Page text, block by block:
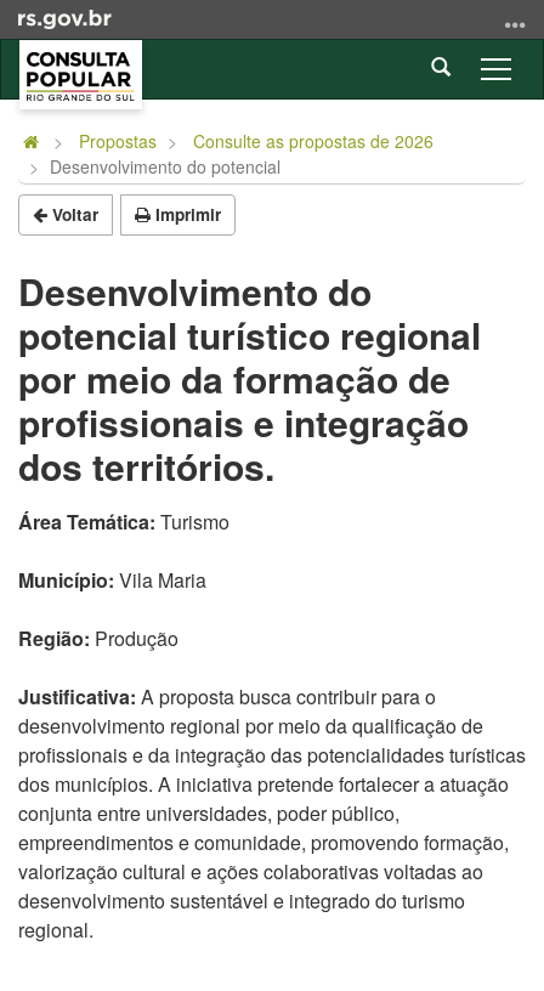
para
conteúdo
para
menu
para
busca
a
Abrir
a
Início
conteúdo
Propostas
Consulte as propostas de 2026
Desenvolvimento do potencial
Voltar Imprimir
Desenvolvimento do
potencial turístico regional
por meio da formação de
profissionais e integração
dos territórios.
Área Temática: Turismo
Município: Vila Maria
Região: Produção
Justificativa: A proposta busca contribuir para o
desenvolvimento regional por meio da qualificação de
profissionais e da integração das potencialidades turísticas
dos municípios. A iniciativa pretende fortalecer a atuação
conjunta entre universidades, poder público,
empreendimentos e comunidade, promovendo formação,
valorização cultural e ações colaborativas voltadas ao
desenvolvimento sustentável e integrado do turismo
regional.